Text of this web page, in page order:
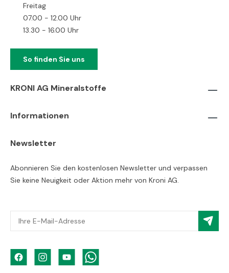
Freitag
07.00 - 12.00 Uhr
13.30 - 16.00 Uhr
So finden Sie uns
KRONI AG Mineralstoffe
Informationen
Newsletter
Abonnieren Sie den kostenlosen Newsletter und verpassen
Sie keine Neuigkeit oder Aktion mehr von Kroni AG.